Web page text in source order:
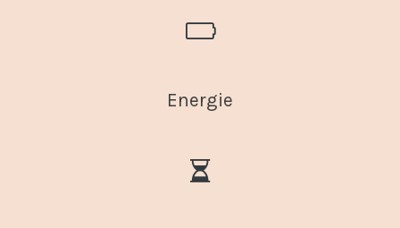
Energie